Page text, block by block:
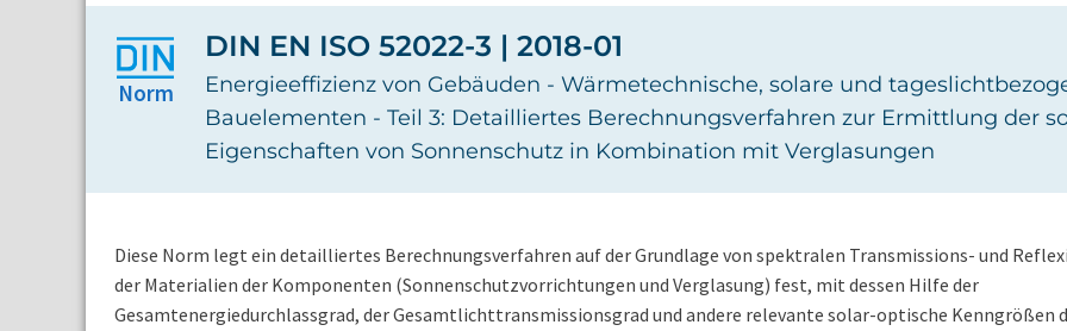
Norm
DIN EN ISO 52022-3 | 2018-01
Energieeffizienz von Gebäuden - Wärmetechnische, solare und
Bauelementen - Teil 3: Detailliertes Berechnungsverfahren zur Ermittlung der
Eigenschaften von Sonnenschutz in Kombination mit Verglasungen
Diese Norm legt ein detailliertes Berechnungsverfahren auf der Grundlage von spektralen Transmissions- und
der Materialien der Komponenten (Sonnenschutzvorrichtungen und Verglasung) fest, mit dessen Hilfe der
Gesamtenergiedurchlassgrad, der Gesamtlichttransmissionsgrad und andere relevante solar-optische Kenngrößen